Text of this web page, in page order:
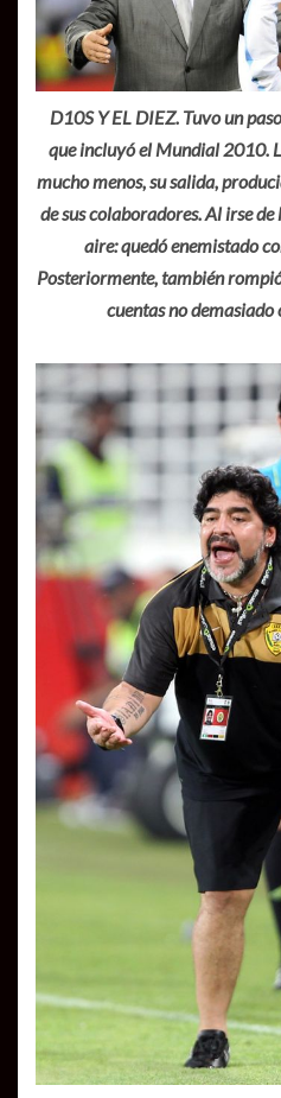
D10S Y EL DIEZ. Tuvo un
que incluyó el Mundial 2010.
mucho menos, su salida,
de sus colaboradores. Al irse
aire: quedó enemistado
Posteriormente, también
cuentas no demasiado